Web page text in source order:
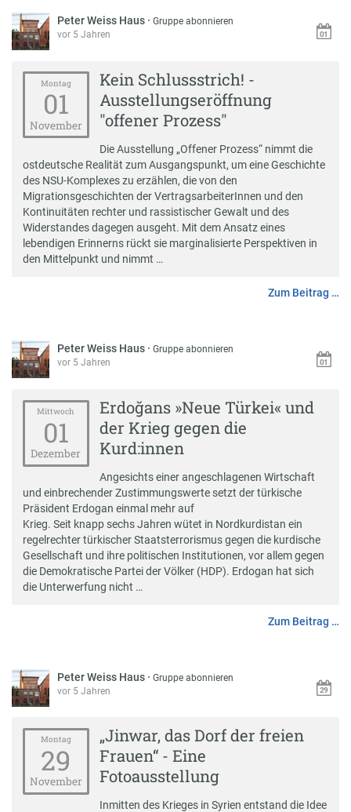
Peter Weiss Haus ·Gruppe abonnieren
vor 5 Jahren
Montag
01
November
Kein Schlussstrich! -
Ausstellungseröffnung
"offener Prozess"
Die Ausstellung „Offener Prozess“ nimmt die
ostdeutsche Realität zum Ausgangspunkt, um eine Geschichte
des NSU-Komplexes zu erzählen, die von den
Migrationsgeschichten der VertragsarbeiterInnen und den
Kontinuitäten rechter und rassistischer Gewalt und des
Widerstandes dagegen ausgeht. Mit dem Ansatz eines
lebendigen Erinnerns rückt sie marginalisierte Perspektiven in
den Mittelpunkt und nimmt …
Zum Beitrag …
Peter Weiss Haus ·Gruppe abonnieren
vor 5 Jahren
Mittwoch
01
Dezember
Erdoğans »Neue Türkei« und
der Krieg gegen die
Kurd:innen
Angesichts einer angeschlagenen Wirtschaft
und einbrechender Zustimmungswerte setzt der türkische
Präsident Erdogan einmal mehr auf
Krieg. Seit knapp sechs Jahren wütet in Nordkurdistan ein
regelrechter türkischer Staatsterrorismus gegen die kurdische
Gesellschaft und ihre politischen Institutionen, vor allem gegen
die Demokratische Partei der Völker (HDP). Erdogan hat sich
die Unterwerfung nicht …
Zum Beitrag …
Peter Weiss Haus ·Gruppe abonnieren
vor 5 Jahren
Montag
29
November
„Jinwar, das Dorf der freien
Frauen“ - Eine
Fotoausstellung
Inmitten des Krieges in Syrien entstand die Idee